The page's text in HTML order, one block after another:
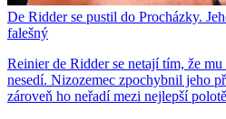
De Ridder se pustil do Procházky.
falešný
Reinier de Ridder se netají tím, že
nesedí. Nizozemec zpochybnil jeho
zároveň ho neřadí mezi nejlepší